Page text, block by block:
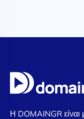
Η DOMAINGR είναι